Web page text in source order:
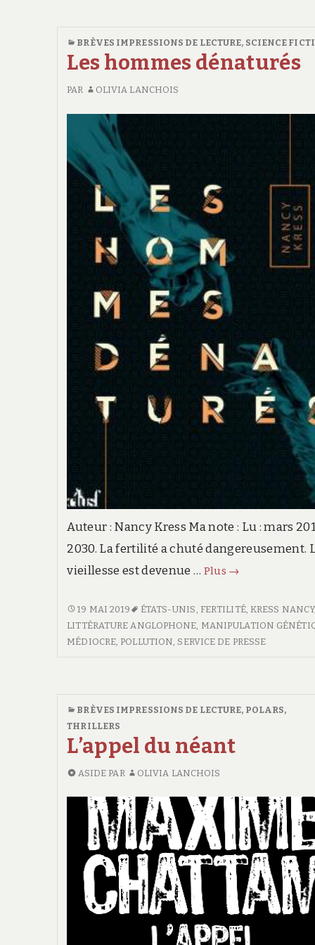
BRÈVES IMPRESSIONS DE LECTURE, SCIENCE
Les hommes dénaturés
PAR OLIVIA LANCHOIS
Auteur : Nancy Kress Ma note : Lu : mars
2030. La fertilité a chuté dangereusement.
vieillesse est devenue … Plus Les
dénaturés
→
LES
HOMMES
DÉNATURÉS
19 MAI 2019 ÉTATS-UNIS, FERTILITÉ, KRESS NANCY,
LITTÉRATURE ANGLOPHONE, MANIPULATION
MÉDIOCRE, POLLUTION, SERVICE DE PRESSE
BRÈVES IMPRESSIONS DE LECTURE, POLARS,
THRILLERS
L’appel du néant
ASIDE PAR OLIVIA LANCHOIS